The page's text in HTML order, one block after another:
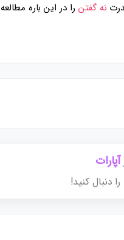
نه گفتن را در این باره مطالعه
آپارات
را دنبال کنید!